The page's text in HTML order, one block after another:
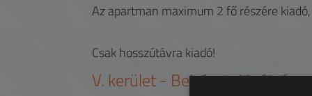
Az apartman maximum 2 fő részére
Csak hosszútávra kiadó!
V. kerület - Belváros, Lipótváros